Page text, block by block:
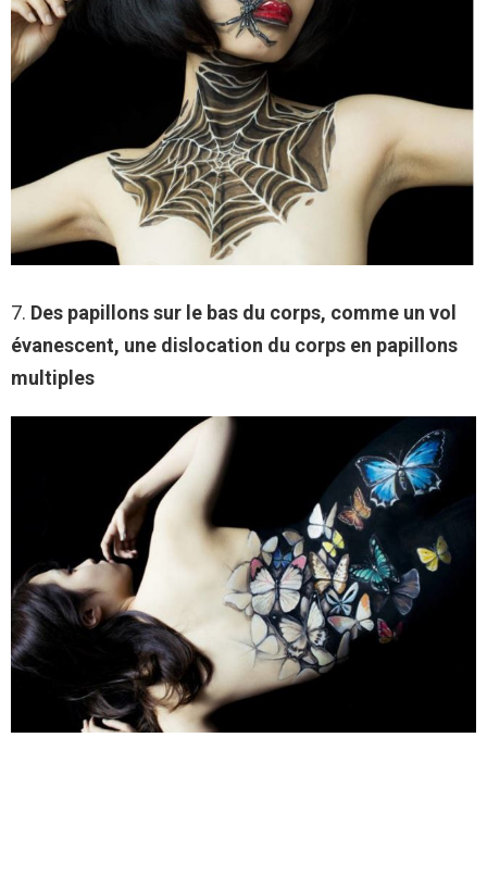
7. Des papillons sur le bas du corps, comme un vol
évanescent, une dislocation du corps en papillons
multiples